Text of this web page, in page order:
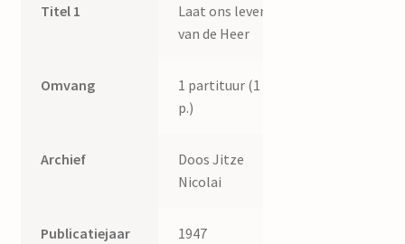
Titel 1
Laat ons leven
van de Heer
Omvang
1 partituur (1
p.)
Archief
Doos Jitze
Nicolai
Publicatiejaar 1947